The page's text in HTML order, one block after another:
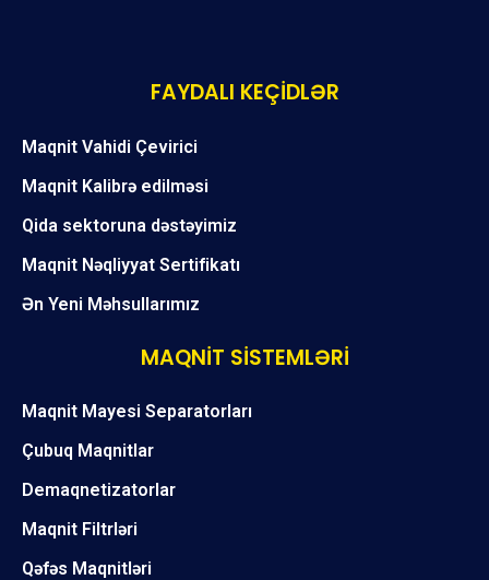
FAYDALI KEÇİDLƏR
Maqnit Vahidi Çevirici
Maqnit Kalibrə edilməsi
Qida sektoruna dəstəyimiz
Maqnit Nəqliyyat Sertifikatı
Ən Yeni Məhsullarımız
MAQNİT SİSTEMLƏRİ
Maqnit Mayesi Separatorları
Çubuq Maqnitlar
Demaqnetizatorlar
Maqnit Filtrləri
Qəfəs Maqnitləri